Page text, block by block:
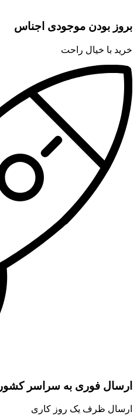
بروز بودن موجودی اجناس
خرید با خیال راحت
ارسال فوری به سراسر کشور
ارسال ظرف یک روز کاری